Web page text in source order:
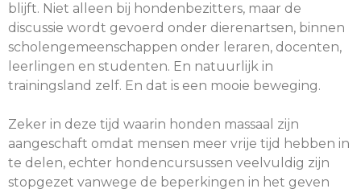
blijft. Niet alleen bij hondenbezitters, maar de
discussie wordt gevoerd onder dierenartsen, binnen
scholengemeenschappen onder leraren, docenten,
leerlingen en studenten. En natuurlijk in
trainingsland zelf. En dat is een mooie beweging.
Zeker in deze tijd waarin honden massaal zijn
aangeschaft omdat mensen meer vrije tijd hebben in
te delen, echter hondencursussen veelvuldig zijn
stopgezet vanwege de beperkingen in het geven